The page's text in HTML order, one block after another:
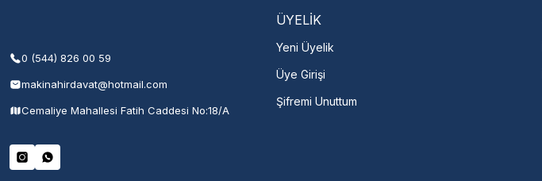
0 (544) 826 00 59
makinahirdavat@hotmail.com
Cemaliye Mahallesi Fatih Caddesi No:18/A
ÜYELİK
Yeni Üyelik
Üye Girişi
Şifremi Unuttum